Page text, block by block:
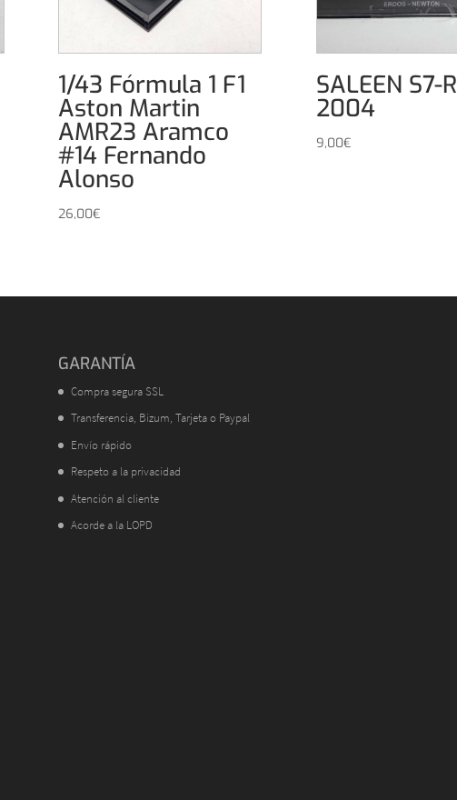
1/43 Fórmula 1 F1
Aston Martin
AMR23 Aramco
#14 Fernando
Alonso
26,00€
SALEEN S7-R
2004
9,00€
GARANTÍA
Compra segura SSL
Transferencia, Bizum, Tarjeta o Paypal
Envío rápido
Respeto a la privacidad
Atención al cliente
Acorde a la LOPD